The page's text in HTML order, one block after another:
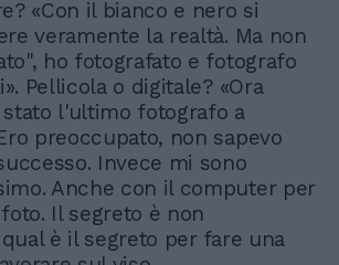
«Con il bianco e nero si
veramente la realtà. Ma non
ho fotografato e fotografo
Pellicola o digitale? «Ora
stato l'ultimo fotografo a
preoccupato, non sapevo
Invece mi sono
Anche con il computer per
Il segreto è non
qual è il segreto per fare una